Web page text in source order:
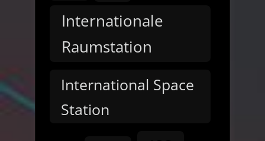
Internationale
Raumstation
International Space
Station